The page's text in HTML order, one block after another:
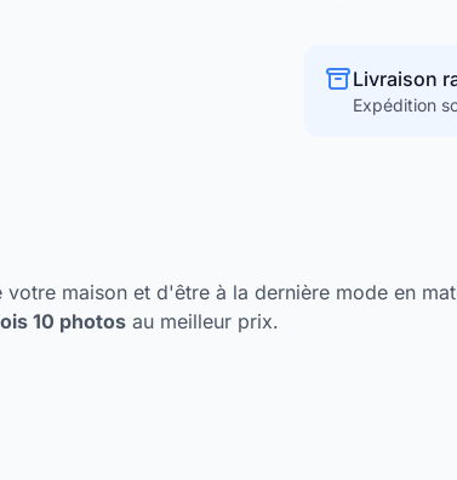
Livraison
Expédition
maison et d'être à la dernière mode en
10 photos au meilleur prix.